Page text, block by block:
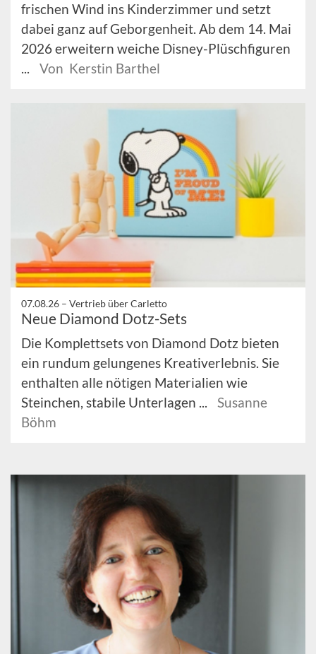
frischen Wind ins Kinderzimmer und setzt
dabei ganz auf Geborgenheit. Ab dem 14. Mai
2026 erweitern weiche Disney-Plüschfiguren
Von Kerstin Barthel
07.08.26 – Vertrieb über Carletto
Neue Diamond Dotz-Sets
Die Komplettsets von Diamond Dotz bieten
ein rundum gelungenes Kreativerlebnis. Sie
enthalten alle nötigen Materialien wie
Steinchen, stabile Unterlagen ...
Susanne
Böhm